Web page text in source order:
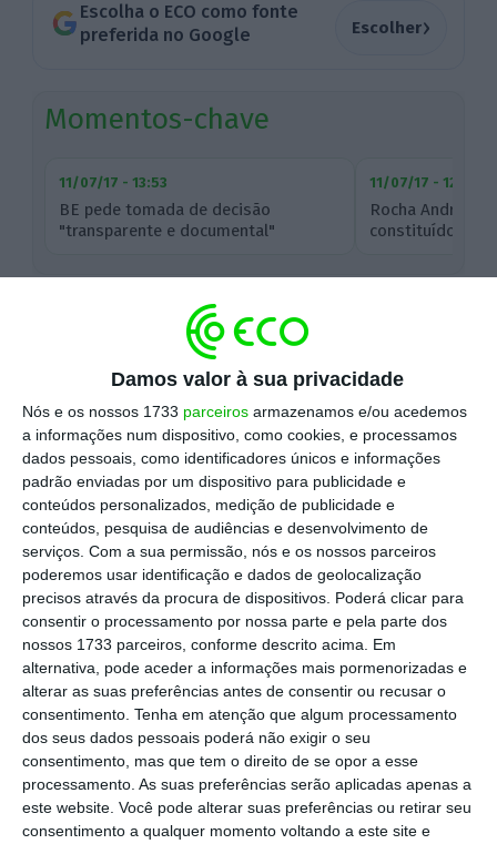
Damos valor à sua privacidade
Nós e os nossos 1733 parceiros armazenamos e/ou acedemos
a informações num dispositivo, como cookies, e processamos
dados pessoais, como identificadores únicos e informações
padrão enviadas por um dispositivo para publicidade e
conteúdos personalizados, medição de publicidade e
conteúdos, pesquisa de audiências e desenvolvimento de
serviços. Com a sua permissão, nós e os nossos parceiros
poderemos usar identificação e dados de geolocalização
precisos através da procura de dispositivos. Poderá clicar para
consentir o processamento por nossa parte e pela parte dos
nossos 1733 parceiros, conforme descrito acima. Em
alternativa, pode aceder a informações mais pormenorizadas e
alterar as suas preferências antes de consentir ou recusar o
consentimento. Tenha em atenção que algum processamento
dos seus dados pessoais poderá não exigir o seu
consentimento, mas que tem o direito de se opor a esse
processamento. As suas preferências serão aplicadas apenas a
este website. Você pode alterar suas preferências ou retirar seu
consentimento a qualquer momento voltando a este site e
Escolha o ECO como fonte
preferida no Google
Escolher›
Momentos-chave
11/07/17 - 13:53
BE pede tomada de decisão
"transparente e documental"
11/07/17 - 12:59
Rocha Andrade
constituído
11 de Julho de 2017, às 15:10
Termina assim a audição desta terça-feira
com Fernando Rocha Andrade na
Comissão de Orçamento e Finanças.
Obrigado por nos ter acompanhado.
Tiago Varzim
11 de Julho de 2017, às 15:07 ⋮
O PSD inscreveu-se para a terceira ronda.
António Leitão Amaro refere ter ficado
insatisfeito com as justificações de Rocha